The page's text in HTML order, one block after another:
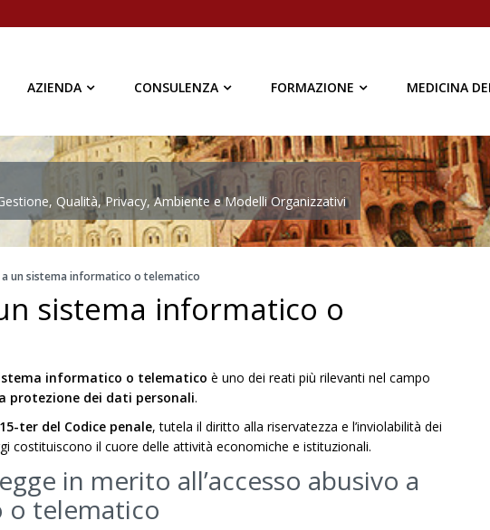
AZIENDA CONSULENZA FORMAZIONE MEDICINA
Qualità, Privacy, Ambiente e Modelli Organizzativi
a un sistema informatico o telematico
sistema informatico o
informatico o telematico è uno dei reati più rilevanti nel campo
protezione dei dati personali.
ter del Codice penale, tutela il diritto alla riservatezza e l’inviolabilità dei
costituiscono il cuore delle attività economiche e istituzionali.
in merito all’accesso abusivo a
o telematico